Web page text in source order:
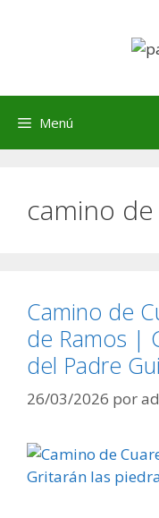
Menú
camino
Camino de
de Ramos |
del Padre
26/03/2026 por